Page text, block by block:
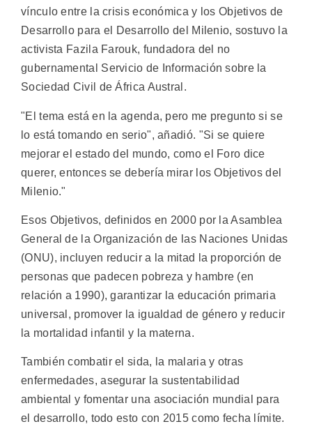
vínculo entre la crisis económica y los Objetivos de
Desarrollo para el Desarrollo del Milenio, sostuvo la
activista Fazila Farouk, fundadora del no
gubernamental Servicio de Información sobre la
Sociedad Civil de África Austral.
"El tema está en la agenda, pero me pregunto si se
lo está tomando en serio", añadió. "Si se quiere
mejorar el estado del mundo, como el Foro dice
querer, entonces se debería mirar los Objetivos del
Milenio."
Esos Objetivos, definidos en 2000 por la Asamblea
General de la Organización de las Naciones Unidas
(ONU), incluyen reducir a la mitad la proporción de
personas que padecen pobreza y hambre (en
relación a 1990), garantizar la educación primaria
universal, promover la igualdad de género y reducir
la mortalidad infantil y la materna.
También combatir el sida, la malaria y otras
enfermedades, asegurar la sustentabilidad
ambiental y fomentar una asociación mundial para
el desarrollo, todo esto con 2015 como fecha límite.